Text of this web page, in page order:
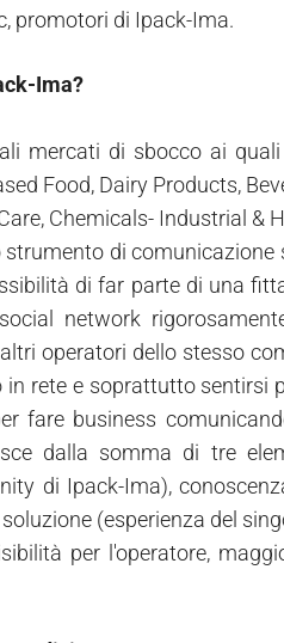
promotori di Ipack-Ima.
Ima?
mercati di sbocco ai
Food, Dairy Products,
Chemicals- Industrial &
di comunicazione
di far parte di una
network
operatori dello stesso
rete e soprattutto sentirsi
fare business
dalla somma di tre
di Ipack-Ima),
(esperienza del
per l'operatore,